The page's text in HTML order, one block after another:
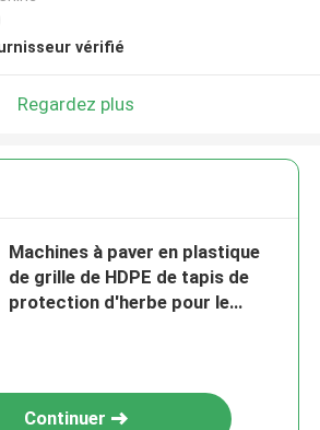
vérifié
Regardez plus
Machines à paver en plastique
de grille de HDPE de tapis de
protection d'herbe pour le
Continuer